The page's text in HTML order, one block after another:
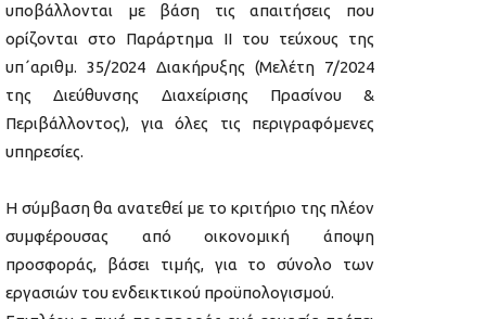
υποβάλλονται με βάση τις απαιτήσεις που
ορίζονται στο Παράρτημα II του τεύχους της
υπ΄αριθμ. 35/2024 Διακήρυξης (Μελέτη 7/2024
της Διεύθυνσης Διαχείρισης Πρασίνου &
Περιβάλλοντος), για όλες τις περιγραφόμενες
υπηρεσίες.
Η σύμβαση θα ανατεθεί με το κριτήριο της πλέον
συμφέρουσας από οικονομική άποψη
προσφοράς, βάσει τιμής, για το σύνολο των
εργασιών του ενδεικτικού προϋπολογισμού.